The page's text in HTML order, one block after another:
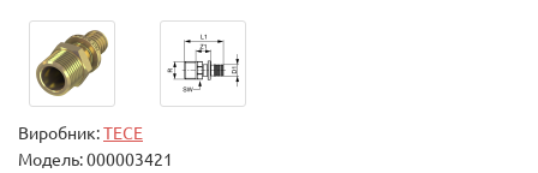
Виробник:TECE
Модель:000003421